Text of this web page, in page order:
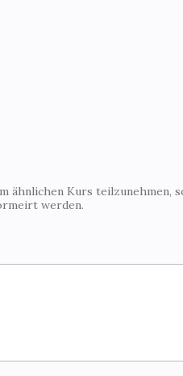
ähnlichen Kurs teilzunehmen,
werden.